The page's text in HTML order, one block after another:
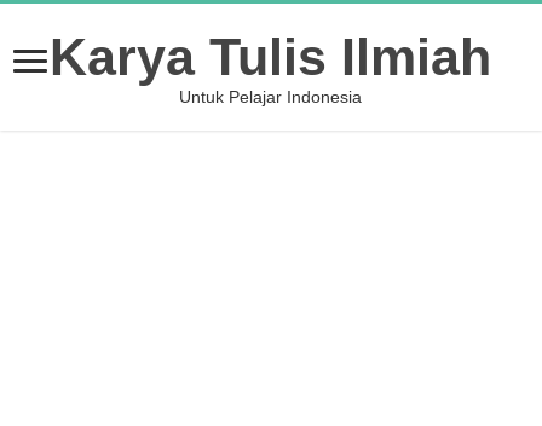
Karya Tulis Ilmiah
Untuk Pelajar Indonesia